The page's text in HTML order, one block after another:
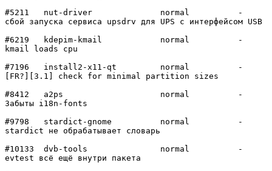
#5211	nut-driver      	normal  	-
сбой запуска сервиса upsdrv для UPS с интерфейсом USB
#6219	kdepim-kmail    	normal  	-
kmail loads cpu
#7196	install2-x11-qt 	normal  	-
[FR?][3.1] check for minimal partition sizes
#8412	a2ps            	normal  	-
Забыты i18n-fonts
#9798	stardict-gnome  	normal  	-
stardict не обрабатывает словарь
#10133	dvb-tools       	normal  	-
evtest всё ещё внутри пакета